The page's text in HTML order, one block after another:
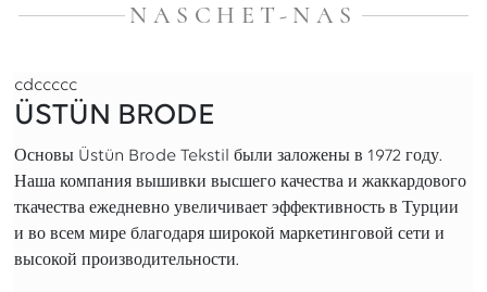
NASCHET-NAS
cdccccc
ÜSTÜN BRODE
Основы Üstün Brode Tekstil были заложены в 1972 году.
Наша компания вышивки высшего качества и жаккардового
ткачества ежедневно увеличивает эффективность в Турции
и во всем мире благодаря широкой маркетинговой сети и
высокой производительности.